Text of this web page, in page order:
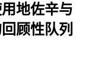
地佐辛与
顾性队列